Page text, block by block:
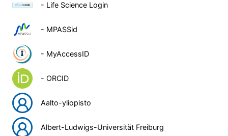
- Life Science Login
- MPASSid
- MyAccessID
- ORCID
Aalto-yliopisto
Albert-Ludwigs-Universität Freiburg